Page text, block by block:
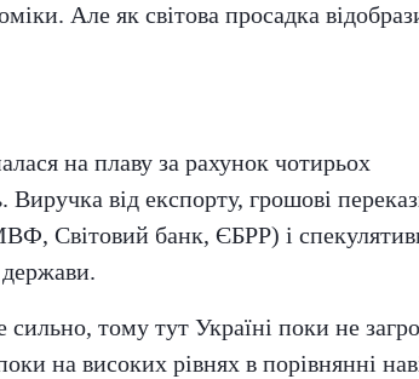
Але як світова просадка
на плаву за рахунок чотирьох
від експорту, грошові
Світовий банк, ЄБРР) і
тому тут Україні поки не
на високих рівнях в порівнянні